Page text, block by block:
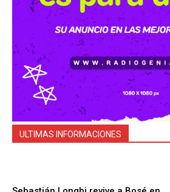
ULTIMAS INFORMACIONES